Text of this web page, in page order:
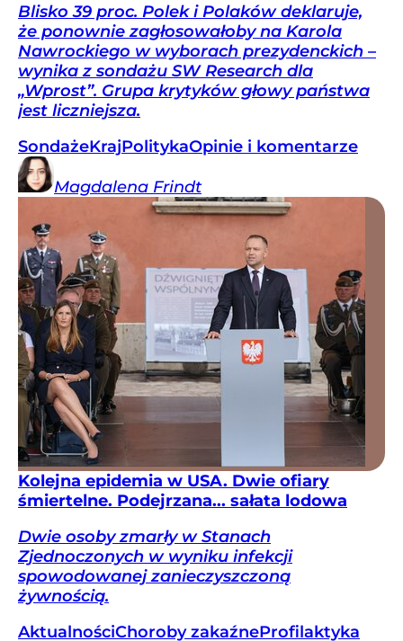
Blisko 39 proc. Polek i Polaków deklaruje,
że ponownie zagłosowałoby na Karola
Nawrockiego w wyborach prezydenckich –
wynika z sondażu SW Research dla
„Wprost”. Grupa krytyków głowy państwa
jest liczniejsza.
SondażeKrajPolitykaOpinie i komentarze
Magdalena Frindt
Kolejna epidemia w USA. Dwie ofiary
śmiertelne. Podejrzana... sałata lodowa
Dwie osoby zmarły w Stanach
Zjednoczonych w wyniku infekcji
spowodowanej zanieczyszczoną
żywnością.
AktualnościChoroby zakaźneProfilaktyka